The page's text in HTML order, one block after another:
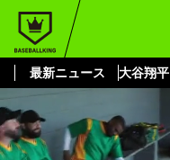
最新ニュース 大谷翔平